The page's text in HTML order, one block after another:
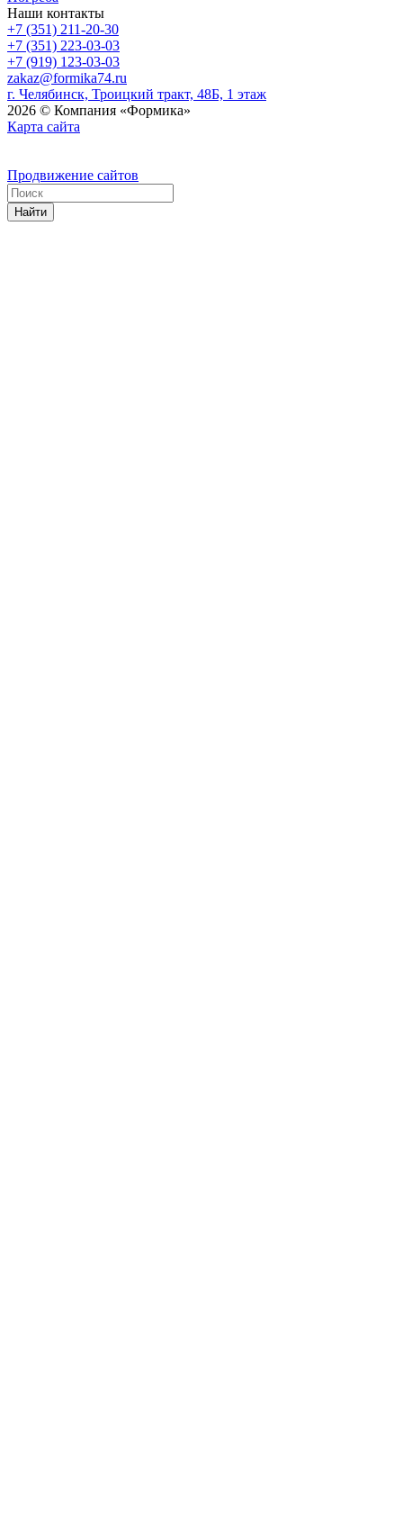
Наши контакты
+7 (351) 211-20-30
+7 (351) 223-03-03
+7 (919) 123-03-03
zakaz@formika74.ru
г. Челябинск, Троицкий тракт, 48Б, 1 этаж
2026 © Компания «Формика»
Карта сайта
Продвижение сайтов
Найти